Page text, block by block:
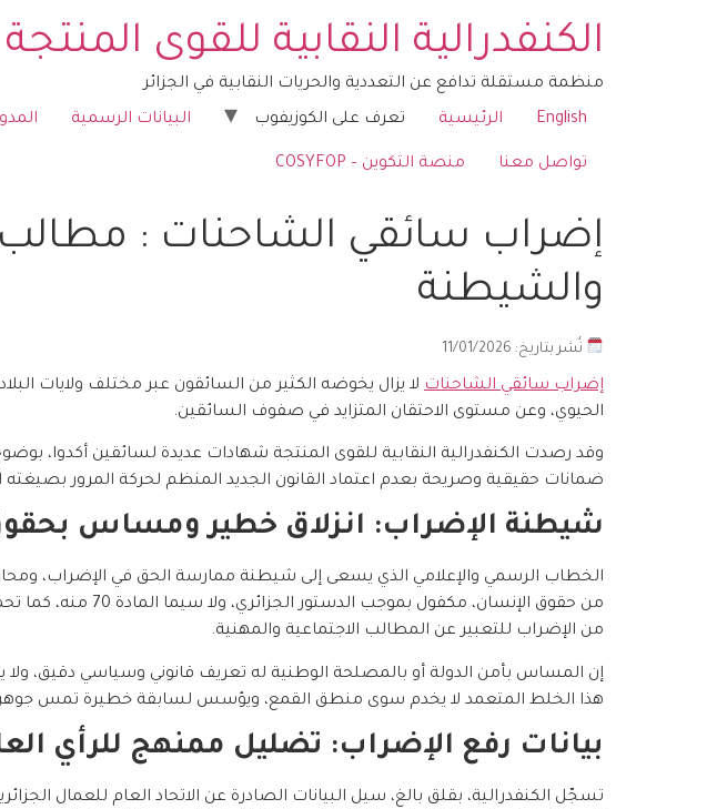
الكنفدرالية النقابية للقوى المنتجة
منظمة مستقلة تدافع عن التعددية والحريات النقابية في الجزائر
English
الرئيسية تعرف على الكوزيفوب البيانات الرسمية
تواصل معنا منصة التكوين – COSYFOP
إضراب سائقي الشاحنات :
والشيطنة
نُشر بتاريخ: 11/01/2026
إضراب سائقي الشاحنات لا يزال يخوضه الكثير من السائقون عبر مختلف ولايات
الحيوي، وعن مستوى الاحتقان المتزايد في صفوف السائقين.
وقد رصدت الكنفدرالية النقابية للقوى المنتجة شهادات عديدة لسائقين أكدوا،
ضمانات حقيقية وصريحة بعدم اعتماد القانون الجديد المنظم لحركة المرور بصيغته ا
شيطنة الإضراب: انزلاق خطير ومساس
الخطاب الرسمي والإعلامي الذي يسعى إلى شيطنة ممارسة الحق في الإضراب،
من حقوق الإنسان،
من الإضراب للتعبير عن المطالب الاجتماعية والمهنية.
إن المساس بأمن الدولة أو بالمصلحة الوطنية له تعريف قانوني وسياسي دقيق،
هذا الخلط المتعمد لا يخدم سوى منطق القمع، ويؤسس لسابقة خطيرة تمس جوهر
بيانات رفع الإضراب: تضليل ممنهج للرأي
تسجّل الكنفدرالية، بقلق بالغ، سيل البيانات الصادرة عن الاتحاد العام للعمال